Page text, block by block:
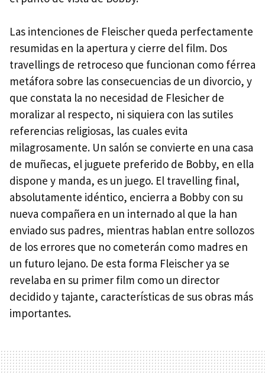
Las intenciones de Fleischer queda perfectamente
resumidas en la apertura y cierre del film. Dos
travellings de retroceso que funcionan como férrea
metáfora sobre las consecuencias de un divorcio, y
que constata la no necesidad de Flesicher de
moralizar al respecto, ni siquiera con las sutiles
referencias religiosas, las cuales evita
milagrosamente. Un salón se convierte en una casa
de muñecas, el juguete preferido de Bobby, en ella
dispone y manda, es un juego. El travelling final,
absolutamente idéntico, encierra a Bobby con su
nueva compañera en un internado al que la han
enviado sus padres, mientras hablan entre sollozos
de los errores que no cometerán como madres en
un futuro lejano. De esta forma Fleischer ya se
revelaba en su primer film como un director
decidido y tajante, características de sus obras más
importantes.